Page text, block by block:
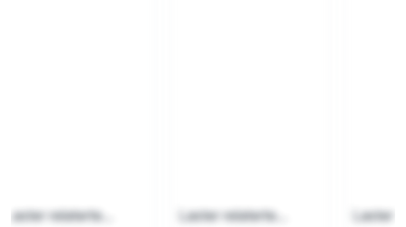
Laster relaterte... Laster relaterte... Laster